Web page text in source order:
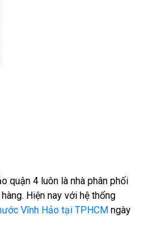
quận 4 luôn là nhà phân phối
Hiện nay với hệ thống
Vĩnh Hảo tại TPHCM ngày